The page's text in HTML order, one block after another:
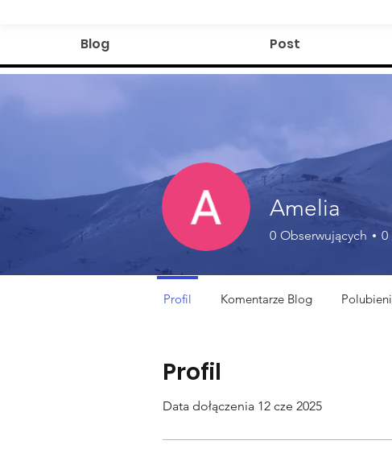
Blog Post
Profil
Data dołączenia 12 cze 2025
Amelia
0 Obserwujących 0
Profil Komentarze Blog